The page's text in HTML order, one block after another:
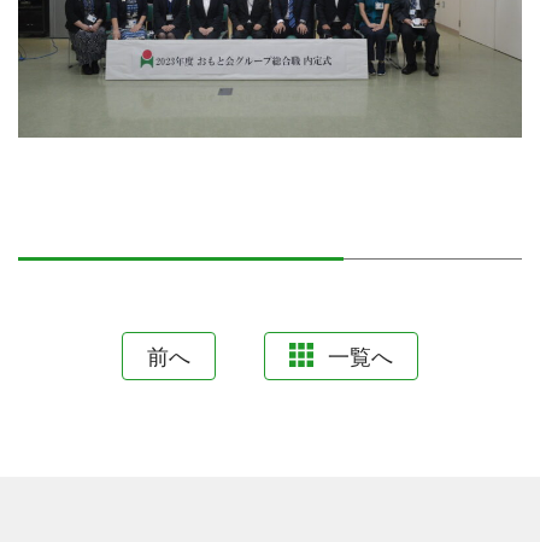
前へ 一覧へ